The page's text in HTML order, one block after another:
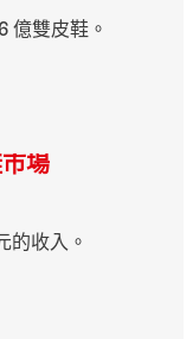
億雙皮鞋。
場
的收入。